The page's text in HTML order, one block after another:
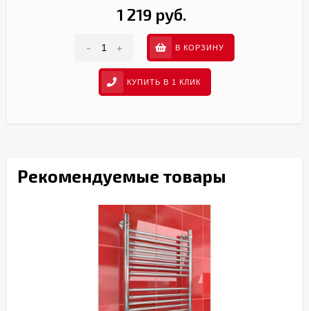
1 219 руб.
- + В КОРЗИНУ
КУПИТЬ В 1 КЛИК
Рекомендуемые товары